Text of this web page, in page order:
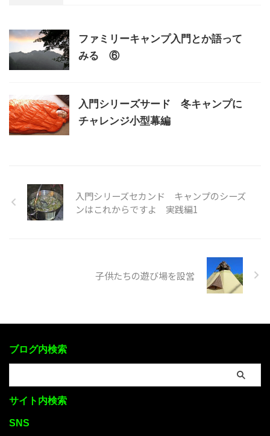
ファミリーキャンプ入門とか語って
みる ⑥
入門シリーズサード 冬キャンプに
チャレンジ小型幕編
入門シリーズセカンド キャンプのシーズ
ンはこれからですよ 実践編1
子供たちの遊び場を設営
ブログ内検索
サイト内検索
SNS